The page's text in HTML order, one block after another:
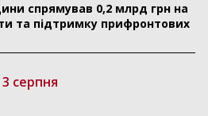
спрямував 0,2 млрд грн на
та підтримку прифронтових
3 серпня